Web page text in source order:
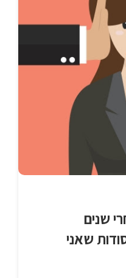
שנים
החברה? 4 סודות שאני